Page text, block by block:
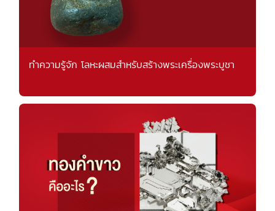
ทำความรู้จัก โลหะผสมสำหรับสร้างพระเครื่องพระบูชา